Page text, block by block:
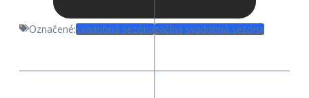
Označené:svadobná sezónazačína svadobná sezóna